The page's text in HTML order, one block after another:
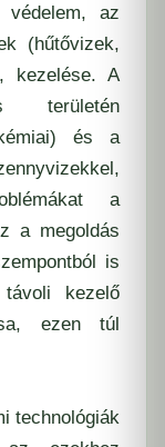
védelem, az
(hűtővizek,
kezelése. A
területén
és a
a
a megoldás
is
kezelő
ezen túl
technológiák